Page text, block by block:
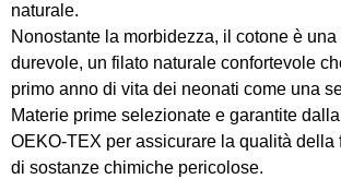
naturale.
Nonostante la morbidezza, il cotone è
durevole, un filato naturale confortevole
primo anno di vita dei neonati come una
Materie prime selezionate e garantite
OEKO-TEX per assicurare la qualità della
di sostanze chimiche pericolose.